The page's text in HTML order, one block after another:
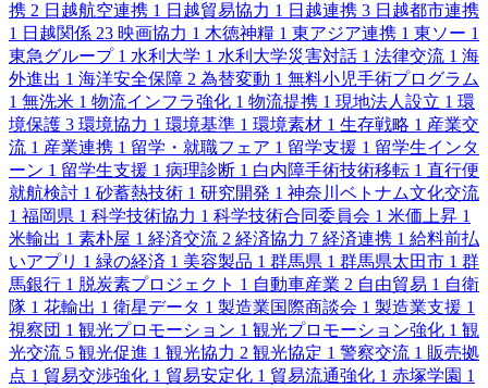
携 2 日越航空連携 1 日越貿易協力 1 日越連携 3 日越都市連携
1 日越関係 23 映画協力 1 木徳神糧 1 東アジア連携 1 東ソー 1
東急グループ 1 水利大学 1 水利大学災害対話 1 法律交流 1 海
外進出 1 海洋安全保障 2 為替変動 1 無料小児手術プログラム
1 無洗米 1 物流インフラ強化 1 物流提携 1 現地法人設立 1 環
境保護 3 環境協力 1 環境基準 1 環境素材 1 生存戦略 1 産業交
流 1 産業連携 1 留学・就職フェア 1 留学支援 1 留学生インタ
ーン 1 留学生支援 1 病理診断 1 白内障手術技術移転 1 直行便
就航検討 1 砂蓄熱技術 1 研究開発 1 神奈川ベトナム文化交流
1 福岡県 1 科学技術協力 1 科学技術合同委員会 1 米価上昇 1
米輸出 1 素朴屋 1 経済交流 2 経済協力 7 経済連携 1 給料前払
いアプリ 1 緑の経済 1 美容製品 1 群馬県 1 群馬県太田市 1 群
馬銀行 1 脱炭素プロジェクト 1 自動車産業 2 自由貿易 1 自衛
隊 1 花輸出 1 衛星データ 1 製造業国際商談会 1 製造業支援 1
視察団 1 観光プロモーション 1 観光プロモーション強化 1 観
光交流 5 観光促進 1 観光協力 2 観光協定 1 警察交流 1 販売拠
点 1 貿易交渉強化 1 貿易安定化 1 貿易流通強化 1 赤塚学園 1